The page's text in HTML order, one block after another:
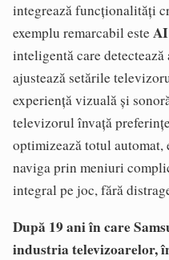
integrează funcționalități
exemplu remarcabil este
inteligentă care
ajustează setările
experiență vizuală și
televizorul învață
optimizează totul automat,
naviga prin meniuri
integral pe joc, fără
După 19 ani în care
industria televizoarelor,